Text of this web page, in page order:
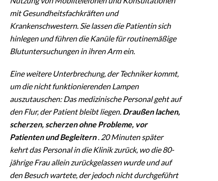
mit Gesundheitsfachkräften und
Krankenschwestern. Sie lassen die Patientin sich
hinlegen und führen die Kanüle für routinemäßige
Blutuntersuchungen in ihren Arm ein.
Eine weitere Unterbrechung, der Techniker kommt,
um die nicht funktionierenden Lampen
auszutauschen: Das medizinische Personal geht auf
den Flur, der Patient bleibt liegen. Draußen lachen,
scherzen, scherzen ohne Probleme, vor
Patienten und Begleitern. 20 Minuten später
kehrt das Personal in die Klinik zurück, wo die 80-
jährige Frau allein zurückgelassen wurde und auf
den Besuch wartete, der jedoch nicht durchgeführt